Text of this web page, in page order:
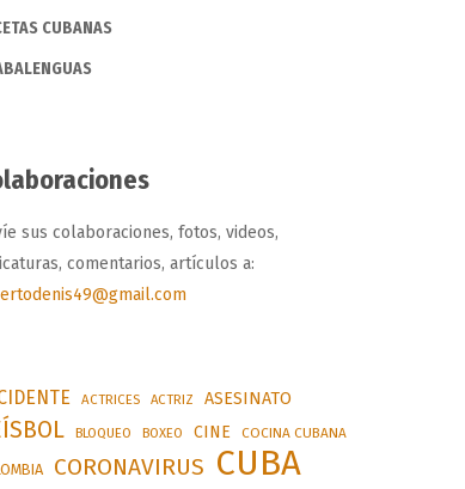
CUBANAS
sus colaboraciones, fotos, videos,
comentarios, artículos a:
ACTRICES ACTRIZ ASESINATO
BLOQUEO BOXEO CINE COCINA CUBANA
CORONAVIRUS CUBA